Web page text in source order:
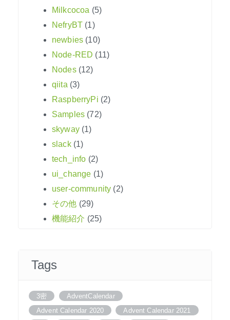
Milkcocoa (5)
NefryBT (1)
newbies (10)
Node-RED (11)
Nodes(12)
qiita (3)
RaspberryPi (2)
Samples (72)
skyway(1)
slack(1)
tech_info (2)
ui_change (1)
user-community (2)
その他 (29)
機能紹介 (25)
Tags
3密
AdventCalendar
Advent Calendar 2020
Advent Calendar 2021